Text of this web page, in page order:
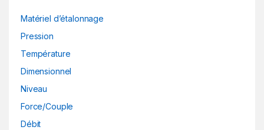
Matériel d’étalonnage
Pression
Température
Dimensionnel
Niveau
Force/Couple
Débit